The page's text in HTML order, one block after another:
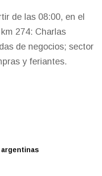
de las 08:00, en el
274: Charlas
de negocios; sector
y feriantes.
argentinas